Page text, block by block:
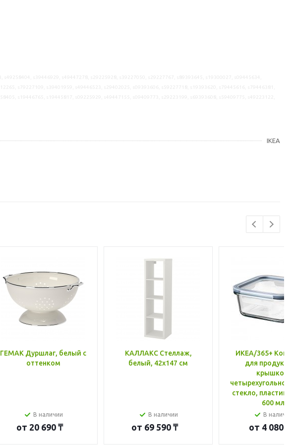
IKEA
ГЕМАК Дуршлаг, белый с
оттенком
В наличии
от 20 690 ₸
КАЛЛАКС Стеллаж,
белый, 42x147 см
В наличии
от 69 590 ₸
ИКЕА/365+
для
крышкой,
стекло, пластик
600 мл
В
от 4 080 ₸